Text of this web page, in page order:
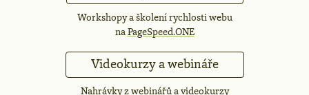
Workshopy a školení rychlosti webu
naPageSpeed.ONE
Videokurzy a webináře
Nahrávky z webinářů a videokurzy